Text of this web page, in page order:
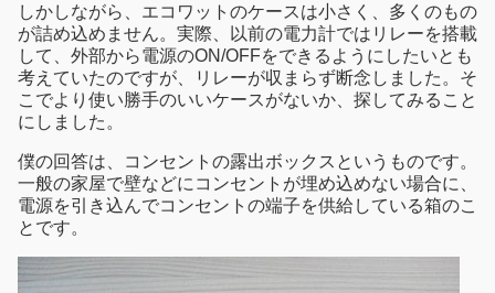
しかしながら、エコワットのケースは小さく、多くのもの
が詰め込めません。実際、以前の電力計ではリレーを搭載
して、外部から電源のON/OFFをできるようにしたいとも
考えていたのですが、リレーが収まらず断念しました。そ
こでより使い勝手のいいケースがないか、探してみること
にしました。
僕の回答は、コンセントの露出ボックスというものです。
一般の家屋で壁などにコンセントが埋め込めない場合に、
電源を引き込んでコンセントの端子を供給している箱のこ
とです。